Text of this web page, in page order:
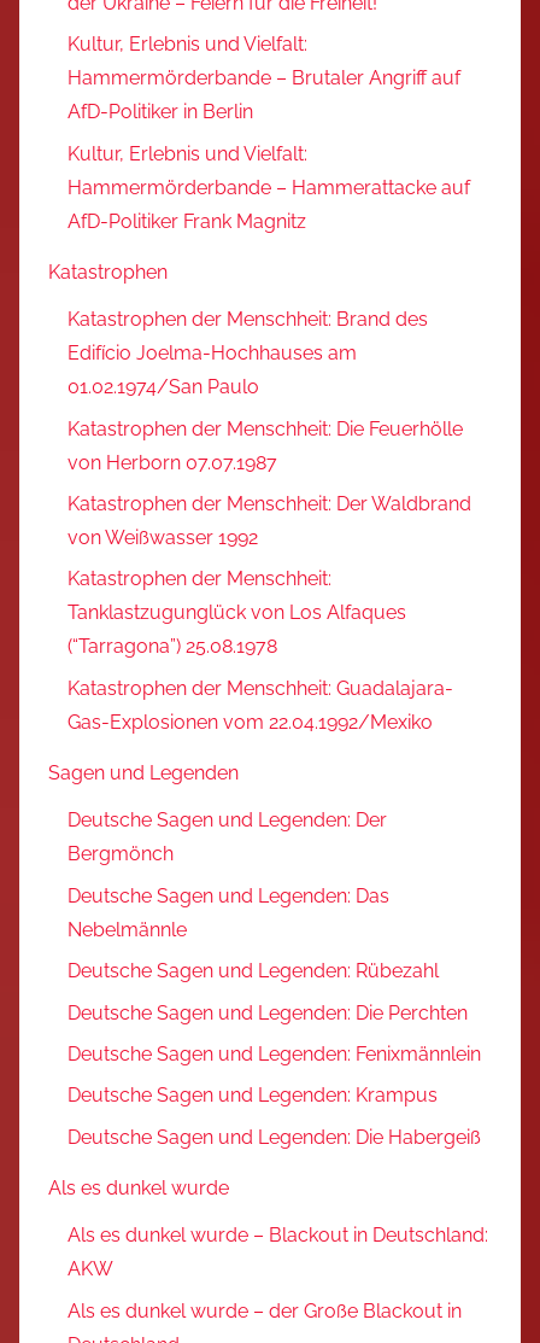
Kultur, Erlebnis und Vielfalt:
Hammermörderbande – Brutaler Angriff auf
AfD-Politiker in Berlin
Kultur, Erlebnis und Vielfalt:
Hammermörderbande – Hammerattacke auf
AfD-Politiker Frank Magnitz
Katastrophen
Katastrophen der Menschheit: Brand des
Edifício Joelma-Hochhauses am
01.02.1974/San Paulo
Katastrophen der Menschheit: Die Feuerhölle
von Herborn 07.07.1987
Katastrophen der Menschheit: Der Waldbrand
von Weißwasser 1992
Katastrophen der Menschheit:
Tanklastzugunglück von Los Alfaques
(“Tarragona”) 25.08.1978
Katastrophen der Menschheit: Guadalajara-
Gas-Explosionen vom 22.04.1992/Mexiko
Sagen und Legenden
Deutsche Sagen und Legenden: Der
Bergmönch
Deutsche Sagen und Legenden: Das
Nebelmännle
Deutsche Sagen und Legenden: Rübezahl
Deutsche Sagen und Legenden: Die Perchten
Deutsche Sagen und Legenden: Fenixmännlein
Deutsche Sagen und Legenden: Krampus
Deutsche Sagen und Legenden: Die Habergeiß
Als es dunkel wurde
Als es dunkel wurde – Blackout in Deutschland:
AKW
Als es dunkel wurde – der Große Blackout in